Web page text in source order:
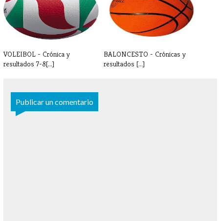
PARAESCOL[...]
VOLEIBOL - Crónica y
resultados 7-8[...]
BALONCESTO - Crónicas y
resultados [...]
Publicar un comentario